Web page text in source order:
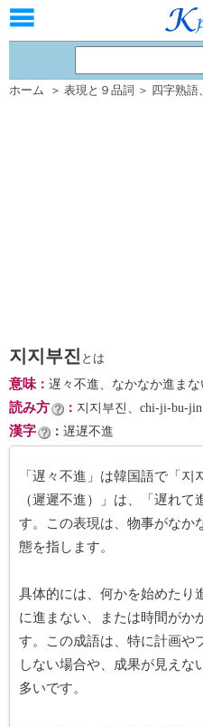
ホーム ＞ 表現と９品詞 ＞ 四字熟語、
지지부진 とは
意味： 遅々不進、なかなか進まな
読み方 ： 지지부진、chi-ji-bu-
漢字 ： 遅遅不進
「遅々不進」は韓国語で「지
（遲遲不進）」は、「遅れ
す。この表現は、物事がなか
態を指します。
具体的には、何かを始めたり
に進まない、または時間がか
す。この成語は、特に計画や
しない場合や、成果が見えな
多いです。